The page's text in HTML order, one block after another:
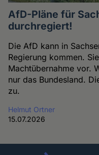
AfD-Pläne für
durchregiert!
Die AfD kann in
Regierung kommen.
Machtübernahme vor.
nur das Bundesland.
zu.
Helmut Ortner
15.07.2026